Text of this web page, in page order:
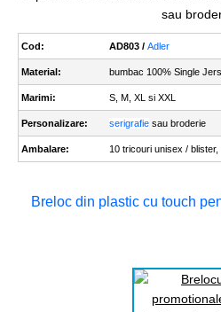
sau
Cod: AD803 / Adler
Material: bumbac 100% Single
Marimi: S, M, XL si XXL
Personalizare: serigrafie sau broderie
Ambalare: 10 tricouri unisex /
Breloc din plastic cu touch